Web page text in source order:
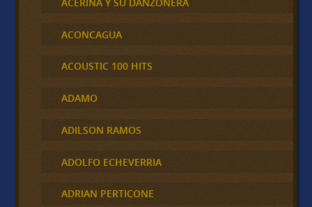
ACONCAGUA
ACOUSTIC 100 HITS
ADAMO
ADILSON RAMOS
ADOLFO ECHEVERRIA
ADRIAN PERTICONE